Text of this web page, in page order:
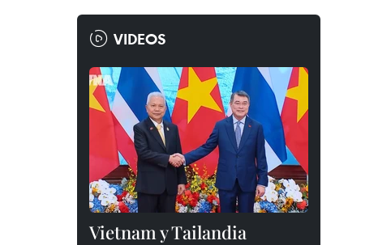
VIDEOS
Vietnam y Tailandia